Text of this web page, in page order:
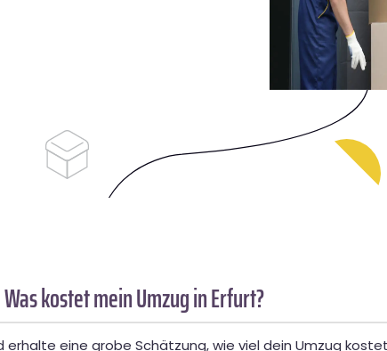
kostet mein Umzug in Erfurt?
erhalte eine grobe Schätzung, wie viel dein Umzug